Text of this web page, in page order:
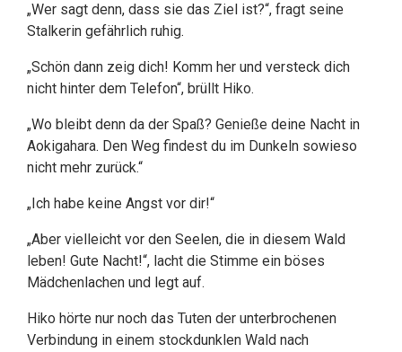
„Wer sagt denn, dass sie das Ziel ist?“, fragt seine
Stalkerin gefährlich ruhig.
„Schön dann zeig dich! Komm her und versteck dich
nicht hinter dem Telefon“, brüllt Hiko.
„Wo bleibt denn da der Spaß? Genieße deine Nacht in
Aokigahara. Den Weg findest du im Dunkeln sowieso
nicht mehr zurück.“
„Ich habe keine Angst vor dir!“
„Aber vielleicht vor den Seelen, die in diesem Wald
leben! Gute Nacht!“, lacht die Stimme ein böses
Mädchenlachen und legt auf.
Hiko hörte nur noch das Tuten der unterbrochenen
Verbindung in einem stockdunklen Wald nach